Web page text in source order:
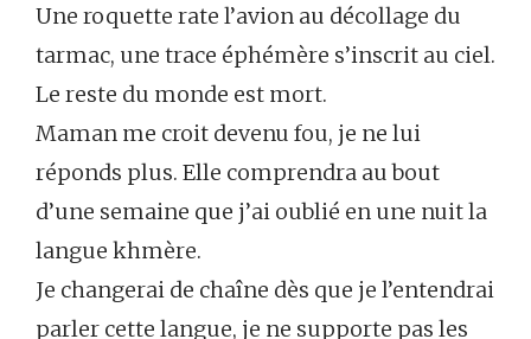
Une roquette rate l’avion au décollage du
tarmac, une trace éphémère s’inscrit au ciel.
Le reste du monde est mort.
Maman me croit devenu fou, je ne lui
réponds plus. Elle comprendra au bout
d’une semaine que j’ai oublié en une nuit la
langue khmère.
Je changerai de chaîne dès que je l’entendrai
parler cette langue, je ne supporte pas les